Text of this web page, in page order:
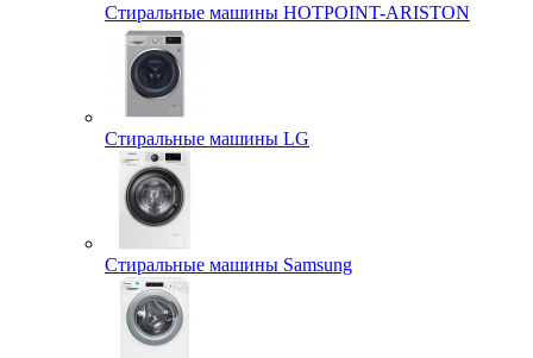
Стиральные машины HOTPOINT-ARISTON
Стиральные машины LG
Стиральные машины Samsung